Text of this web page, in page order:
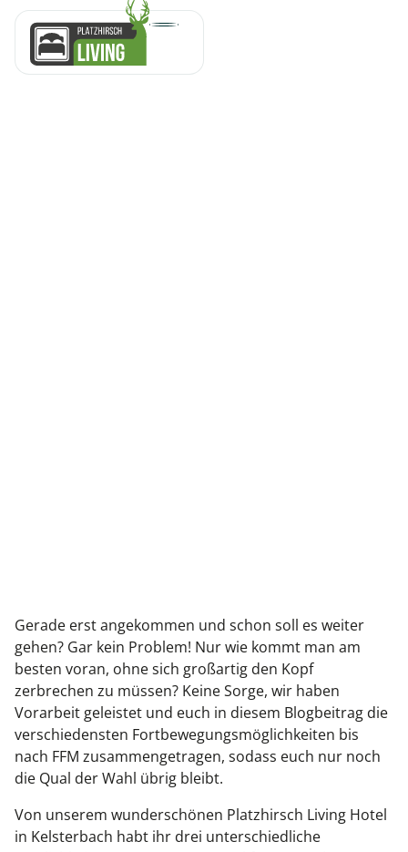
Gerade erst angekommen und schon soll es weiter
gehen? Gar kein Problem! Nur wie kommt man am
besten voran, ohne sich großartig den Kopf
zerbrechen zu müssen? Keine Sorge, wir haben
Vorarbeit geleistet und euch in diesem Blogbeitrag die
verschiedensten Fortbewegungsmöglichkeiten bis
nach FFM zusammengetragen, sodass euch nur noch
die Qual der Wahl übrig bleibt.
Von unserem wunderschönen Platzhirsch Living Hotel
in Kelsterbach habt ihr drei unterschiedliche